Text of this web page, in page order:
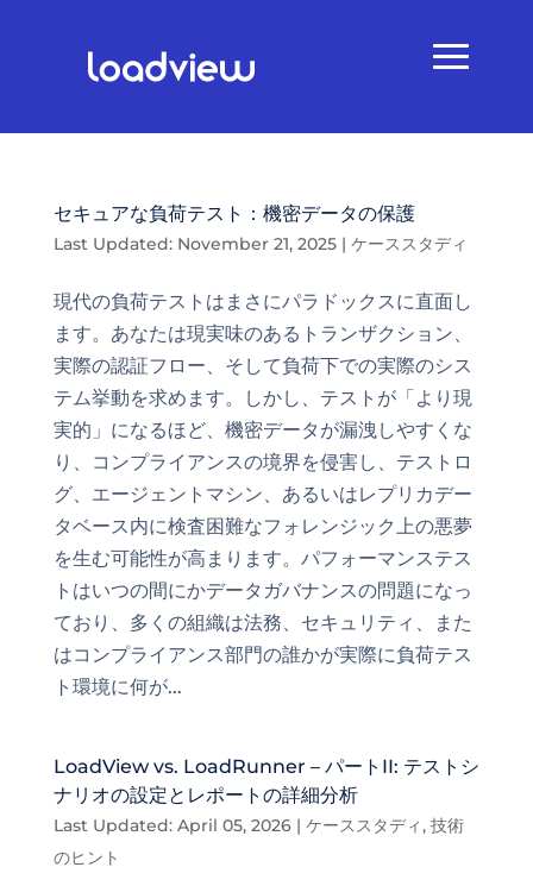
セキュアな負荷テスト：機密データの保護
Last Updated: November 21, 2025| ケーススタディ
現代の負荷テストはまさにパラドックスに直面し
ます。あなたは現実味のあるトランザクション、
実際の認証フロー、そして負荷下での実際のシス
テム挙動を求めます。しかし、テストが「より現
実的」になるほど、機密データが漏洩しやすくな
り、コンプライアンスの境界を侵害し、テストロ
グ、エージェントマシン、あるいはレプリカデー
タベース内に検査困難なフォレンジック上の悪夢
を生む可能性が高まります。パフォーマンステス
トはいつの間にかデータガバナンスの問題になっ
ており、多くの組織は法務、セキュリティ、また
はコンプライアンス部門の誰かが実際に負荷テス
ト環境に何が...
LoadView vs. LoadRunner – パートII: テストシ
ナリオの設定とレポートの詳細分析
Last Updated: April 05, 2026| ケーススタディ, 技術
のヒント